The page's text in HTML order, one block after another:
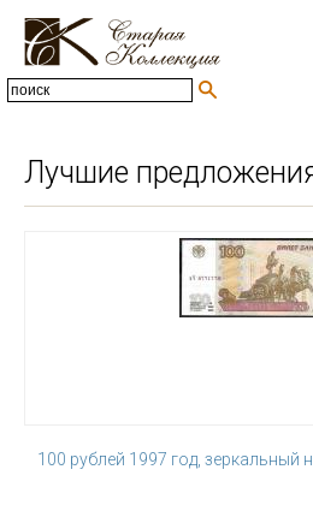
Лучшие
100 рублей 1997 год, зеркальный